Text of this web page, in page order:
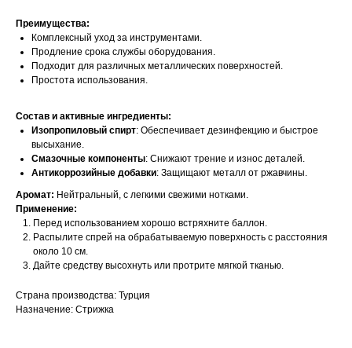
Преимущества:
Комплексный уход за инструментами.​
Продление срока службы оборудования.​
Подходит для различных металлических поверхностей.​
Простота использования.​
Состав и активные ингредиенты:
Изопропиловый спирт: Обеспечивает дезинфекцию и быстрое
высыхание.​
Смазочные компоненты: Снижают трение и износ деталей.​
Антикоррозийные добавки: Защищают металл от ржавчины.​
Аромат: Нейтральный, с легкими свежими нотками.​
Применение:
Перед использованием хорошо встряхните баллон.
Распылите спрей на обрабатываемую поверхность с расстояния
около 10 см.​
Дайте средству высохнуть или протрите мягкой тканью.
Страна производства: Турция
Назначение: Стрижка